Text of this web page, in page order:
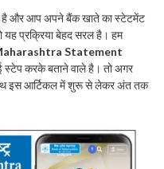
है और आप अपने बैंक खाते का स्टेटमेंट
यह प्रक्रिया बेहद सरल है। हम
Statement
स्टेप करके बताने वाले है। तो अगर
इस आर्टिकल में शुरू से लेकर अंत तक